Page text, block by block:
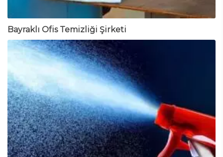
Bayraklı Ofis Temizliği Şirketi